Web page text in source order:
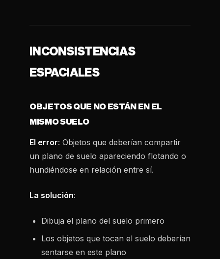
INCONSISTENCIAS
ESPACIALES
OBJETOS QUE NO ESTÁN EN EL
MISMO SUELO
El error: Objetos que deberían compartir
un plano de suelo apareciendo flotando o
hundiéndose en relación entre sí.
La solución:
Dibuja el plano del suelo primero
Los objetos que tocan el suelo deberían
sentarse en este plano